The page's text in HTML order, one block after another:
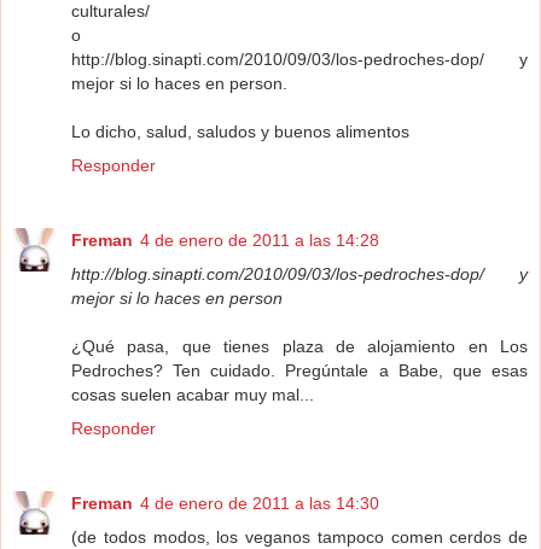
culturales/
o
http://blog.sinapti.com/2010/09/03/los-pedroches-dop/ y
mejor si lo haces en person.
Lo dicho, salud, saludos y buenos alimentos
Responder
Freman 4 de enero de 2011 a las 14:28
http://blog.sinapti.com/2010/09/03/los-pedroches-dop/ y
mejor si lo haces en person
¿Qué pasa, que tienes plaza de alojamiento en Los
Pedroches? Ten cuidado. Pregúntale a Babe, que esas
cosas suelen acabar muy mal...
Responder
Freman 4 de enero de 2011 a las 14:30
(de todos modos, los veganos tampoco comen cerdos de